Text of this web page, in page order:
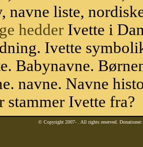
navne liste,
hedder Ivette i
Ivette
Babynavne.
navne. Navne
stammer Ivette fra?
© Copyright 2007- . All rights reserved.